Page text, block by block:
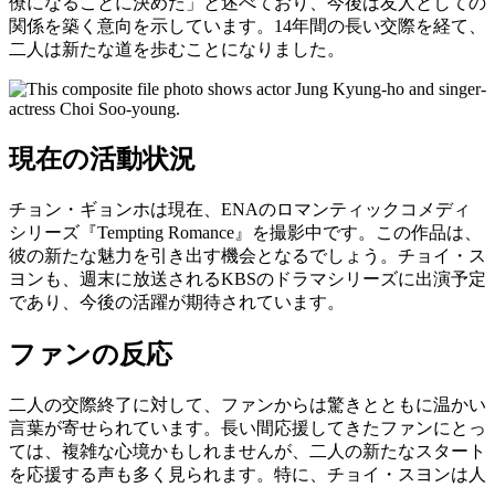
関係を築く意向を示しています。14年間の長い交際を経て、
二人は新たな道を歩むことになりました。
現在の活動状況
チョン・ギョンホは現在、ENAのロマンティックコメディ
シリーズ『Tempting Romance』を撮影中です。この作品は、
彼の新たな魅力を引き出す機会となるでしょう。チョイ・ス
ヨンも、週末に放送されるKBSのドラマシリーズに出演予定
であり、今後の活躍が期待されています。
ファンの反応
二人の交際終了に対して、ファンからは驚きとともに温かい
言葉が寄せられています。長い間応援してきたファンにとっ
ては、複雑な心境かもしれませんが、二人の新たなスタート
を応援する声も多く見られます。特に、チョイ・スヨンは人